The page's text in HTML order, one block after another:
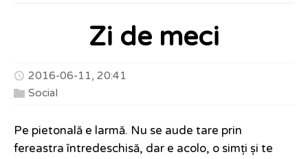
Zi de meci
2016-06-11, 20:41
Social
Pe pietonală e larmă. Nu se aude tare prin
fereastra întredeschisă, dar e acolo, o simți și te